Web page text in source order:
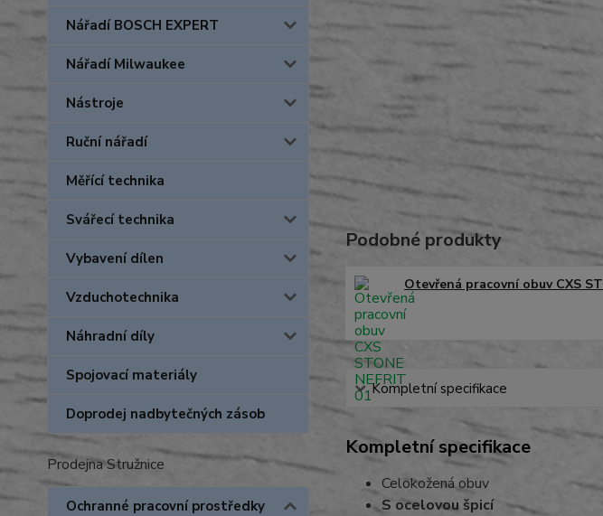
Nářadí BOSCH EXPERT
Nářadí Milwaukee
Nástroje
Ruční nářadí
Měřící technika
Svářecí technika
Vybavení dílen
Vzduchotechnika
Náhradní díly
Spojovací materiály
Doprodej nadbytečných zásob
Prodejna Stružnice
Ochranné pracovní prostředky
Podobné produkty
Otevřená pracovní obuv CXS
Kompletní specifikace
Kompletní specifikace
Celokožená obuv
S ocelovou špicí